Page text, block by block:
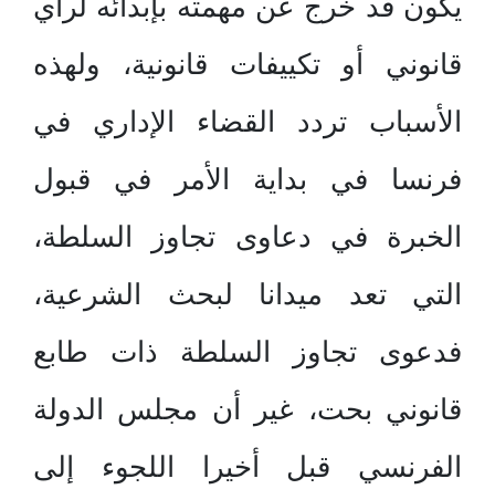
يكون قد خرج عن مهمته بإبدائه لرأي
قانوني أو تكييفات قانونية، ولهذه
الأسباب تردد القضاء الإداري في
فرنسا في بداية الأمر في قبول
الخبرة في دعاوى تجاوز السلطة،
التي تعد ميدانا لبحث الشرعية،
فدعوى تجاوز السلطة ذات طابع
قانوني بحت، غير أن مجلس الدولة
الفرنسي قبل أخيرا اللجوء إلى